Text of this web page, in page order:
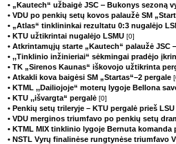
• „Kautech“ užbaigė JSC ‒ Bukonys sezoną
• VDU po penkių setų kovos palaužė SM
• „Atlas“ tinklininkai rezultatu 0:3 nugalėjo
• KTU užtikrintai nugalėjo LSMU [0]
• Atkrintamųjų starte „Kautech“ palaužė JSC
• ,,Tinklinio inžinieriai“ sėkmingai pradėjo
• TK „Sirenos Kaunas“ iškovojo užtikrinta
• Atkakli kova baigėsi SM „Startas“–2 pergale
• KTML ,,Dailiojoje“ moterų lygoje Bellona
• KTU ,,išvargta“ pergalė [0]
• Penkių setų trileryje – KTU pergalė prieš LSU
• VDU merginos triumfavo po penkių setų
• KTML MIX tinklinio lygoje Bernuta
• NSTL Vyrų finalinėse rungtynėse triumfavo